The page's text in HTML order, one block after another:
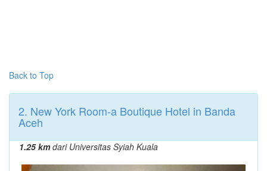
Back to Top
2. New York Room-a Boutique Hotel in Banda
Aceh
1.25 kmdari Universitas Syiah Kuala